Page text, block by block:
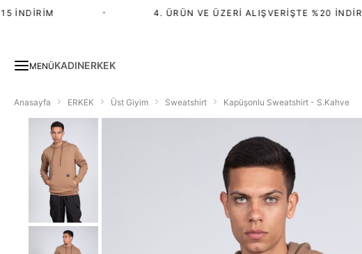
İNDIRIM 4. ÜRÜN VE ÜZERI ALIŞVERIŞTE %20 İNDIRIM
MENÜKADINERKEK
Anasayfa ERKEK Üst Giyim Sweatshirt Kapüşonlu Sweatshirt - S.Kahve